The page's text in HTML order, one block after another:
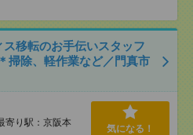
ス移転のお手伝いスタッフ
掃除、軽作業など／門真市
寄り駅：京阪本
気になる！